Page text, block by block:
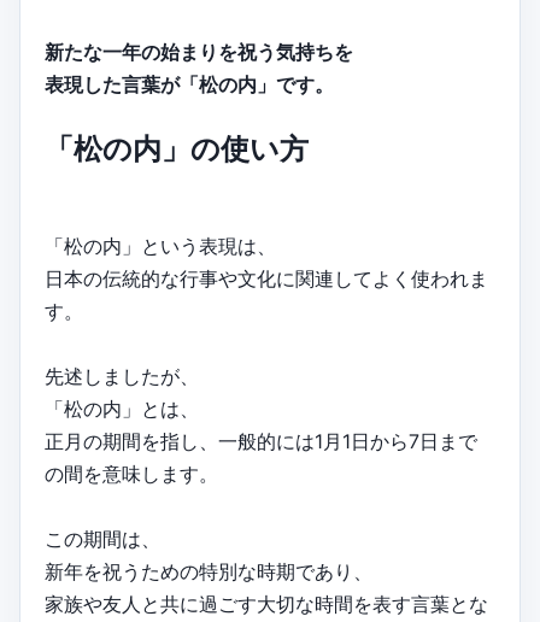
新たな一年の始まりを祝う気持ちを
表現した言葉が「松の内」です。
「松の内」の使い方
「松の内」という表現は、
日本の伝統的な行事や文化に関連してよく使われま
す。
先述しましたが、
「松の内」とは、
正月の期間を指し、一般的には1月1日から7日まで
の間を意味します。
この期間は、
新年を祝うための特別な時期であり、
家族や友人と共に過ごす大切な時間を表す言葉とな